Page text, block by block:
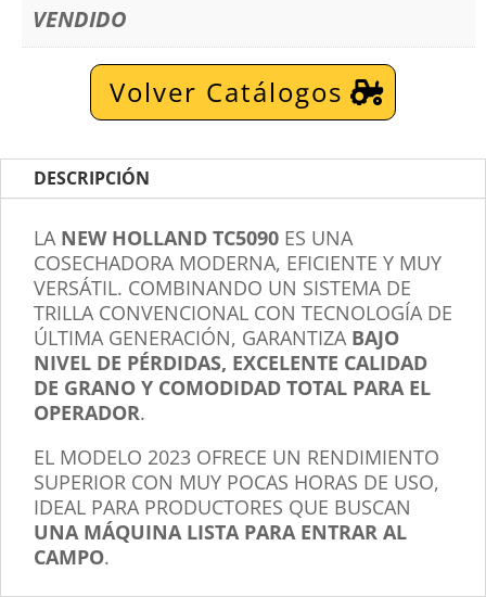
VENDIDO
Volver Catálogos
DESCRIPCIÓN
LA NEW HOLLAND TC5090 ES UNA
COSECHADORA MODERNA, EFICIENTE Y MUY
VERSÁTIL. COMBINANDO UN SISTEMA DE
TRILLA CONVENCIONAL CON TECNOLOGÍA DE
ÚLTIMA GENERACIÓN, GARANTIZA BAJO
NIVEL DE PÉRDIDAS, EXCELENTE CALIDAD
DE GRANO Y COMODIDAD TOTAL PARA EL
OPERADOR.
EL MODELO 2023 OFRECE UN RENDIMIENTO
SUPERIOR CON MUY POCAS HORAS DE USO,
IDEAL PARA PRODUCTORES QUE BUSCAN
UNA MÁQUINA LISTA PARA ENTRAR AL
CAMPO.